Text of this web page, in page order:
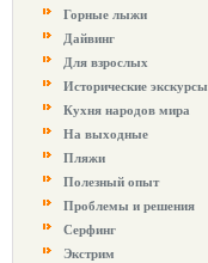
Горные лыжи
Дайвинг
Для взрослых
Исторические экскурсы
Кухня народов мира
На выходные
Пляжи
Полезный опыт
Проблемы и решения
Серфинг
Экстрим